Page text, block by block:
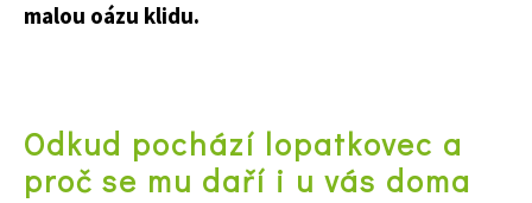
malou oázu klidu.
Odkud pochází lopatkovec a
proč se mu daří i u vás doma